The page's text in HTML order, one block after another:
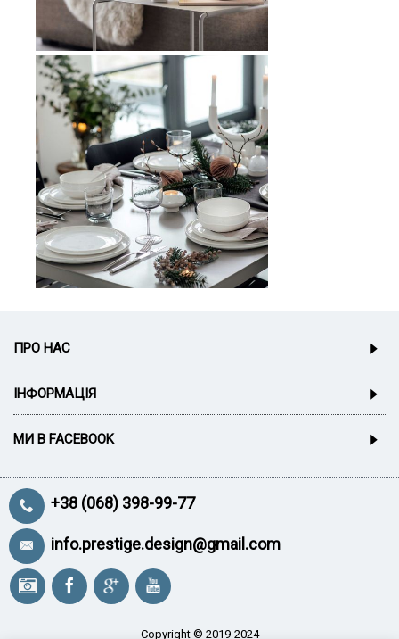
ПРО НАС
ІНФОРМАЦІЯ
МИ В FACEBOOK
+38 (068) 398-99-77
info.prestige.design@gmail.com
Copyright © 2019-2024